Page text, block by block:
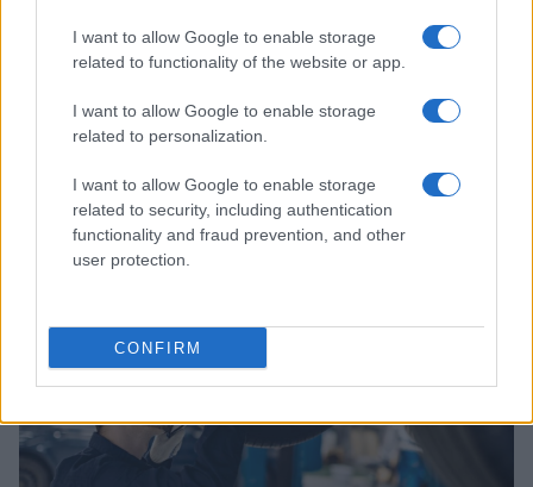
I want to allow Google to enable storage
related to functionality of the website or app.
I want to allow Google to enable storage
related to personalization.
I want to allow Google to enable storage
related to security, including authentication
functionality and fraud prevention, and other
user protection.
CONFIRM
À lire aussi
AUTOMOBILE